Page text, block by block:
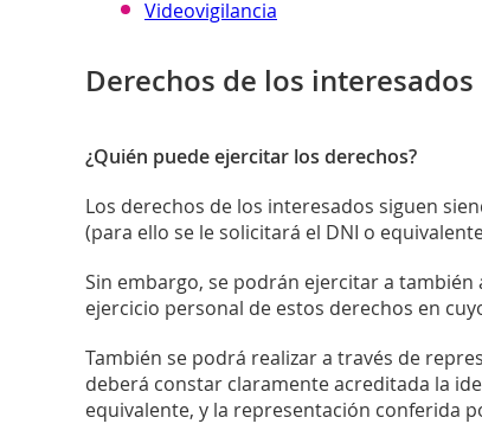
Videovigilancia
Derechos de los interesados
¿Quién puede ejercitar los derechos?
Los derechos de los interesados siguen
(para ello se le solicitará el DNI o
Sin embargo, se podrán ejercitar a
ejercicio personal de estos derechos en
También se podrá realizar a través de
deberá constar claramente acreditada la
equivalente, y la representación conferida